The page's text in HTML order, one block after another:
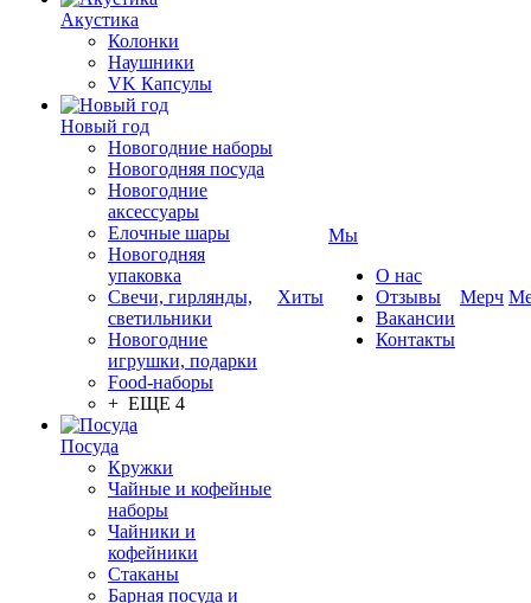
Акустика
Колонки
Наушники
VK Капсулы
Новый год
Новогодние наборы
Новогодняя посуда
Новогодние
аксессуары
Елочные шары
Новогодняя
упаковка
Свечи, гирлянды,
светильники
Новогодние
игрушки, подарки
Food-наборы
+ ЕЩЕ 4
Посуда
Кружки
Чайные и кофейные
наборы
Чайники и
кофейники
Стаканы
Барная посуда и
Хиты
Мы
О нас
Отзывы
Вакансии
Контакты
Мерч